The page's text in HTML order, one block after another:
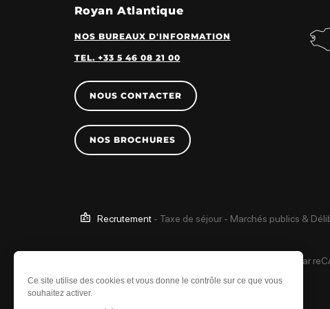
Royan Atlantique
NOS BUREAUX D'INFORMATION
TEL. +33 5 46 08 21 00
NOUS CONTACTER
NOS BROCHURES
Recrutement - Taxe de séjour - Marchés publics &
Ce site est protégé par